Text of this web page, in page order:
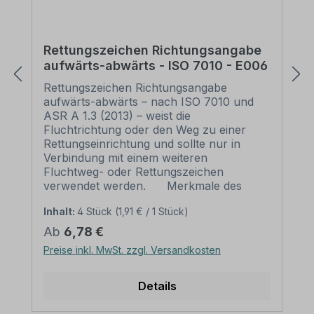
Rettungszeichen Richtungsangabe
aufwärts-abwärts - ISO 7010 - E006
Rettungszeichen Richtungsangabe
aufwärts-abwärts – nach ISO 7010 und
ASR A 1.3 (2013) – weist die
Fluchtrichtung oder den Weg zu einer
Rettungseinrichtung und sollte nur in
Verbindung mit einem weiteren
Fluchtweg- oder Rettungszeichen
verwendet werden. Merkmale des
aufwärts-abwärts - ISO 7010 - E006:
Ausführung: weißes Symbol auf grünem
Grund Norm: nach ISO 7010 und ASR A
1.3 (2013) Material: Selbstklebende Folie
Inhalt: 4 Stück (1,91 € / 1 Stück)
Regulärer Preis:
Ab 6,78 €
Preise inkl. MwSt. zzgl. Versandkosten
Details